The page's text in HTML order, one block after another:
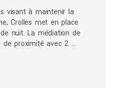
visant à maintenir la
Crolles met en place
nuit. La médiation de
de proximité avec 2 …